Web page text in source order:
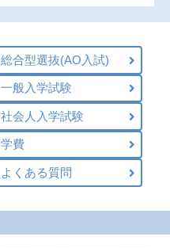
総合型選抜(AO入試)
一般入学試験
社会人入学試験
学費
よくある質問